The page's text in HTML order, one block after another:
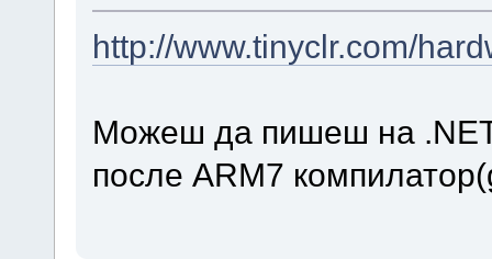
http://www.tinyclr.com/
Можеш да пишеш на
после ARM7